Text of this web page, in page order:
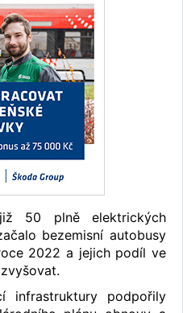
50 plně elektrických
bezemisní autobusy
2022 a jejich podíl ve
infrastruktury podpořily